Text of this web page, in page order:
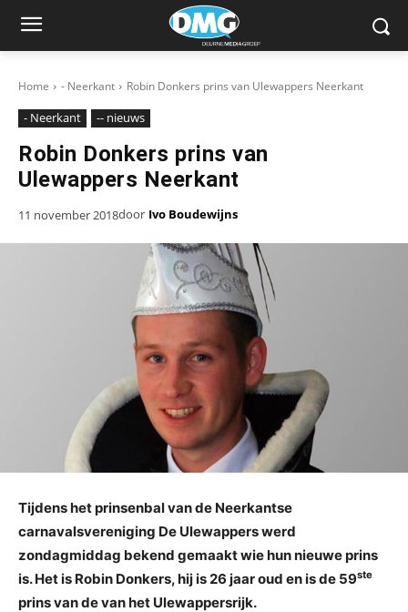
Home - Neerkant Robin Donkers prins van Ulewappers Neerkant
- Neerkant -- nieuws
Robin Donkers prins van
Ulewappers Neerkant
11 november 2018door Ivo Boudewijns
Tijdens het prinsenbal van de Neerkantse
carnavalsvereniging De Ulewappers werd
zondagmiddag bekend gemaakt wie hun nieuwe prins
is. Het is Robin Donkers, hij is 26 jaar oud en is de 59ste
prins van de van het Ulewappersrijk.